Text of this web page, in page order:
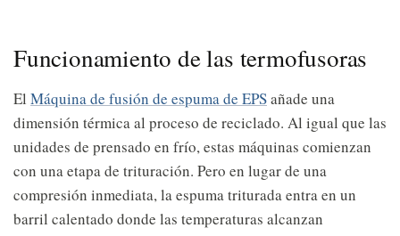
Funcionamiento de las termofusoras
El Máquina de fusión de espuma de EPSañade una
dimensión térmica al proceso de reciclado. Al igual que las
unidades de prensado en frío, estas máquinas comienzan
con una etapa de trituración. Pero en lugar de una
compresión inmediata, la espuma triturada entra en un
barril calentado donde las temperaturas alcanzan